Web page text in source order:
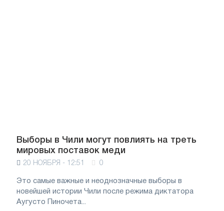
Выборы в Чили могут повлиять на треть
мировых поставок меди
20 НОЯБРЯ - 12:51 0
Это самые важные и неоднозначные выборы в
новейшей истории Чили после режима диктатора
Аугусто Пиночета...